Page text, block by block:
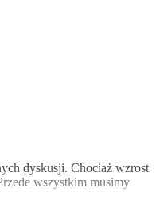
dyskusji. Chociaż wzrost
wszystkim musimy